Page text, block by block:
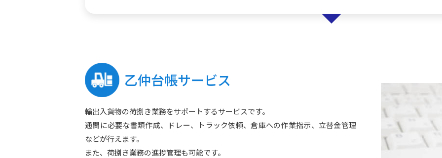
乙仲台帳サービス
輸出入貨物の荷捌き業務をサポートするサービスです。
通関に必要な書類作成、ドレー、トラック依頼、倉庫への作業指示、立替金管理
などが行えます。
また、荷捌き業務の進捗管理も可能です。